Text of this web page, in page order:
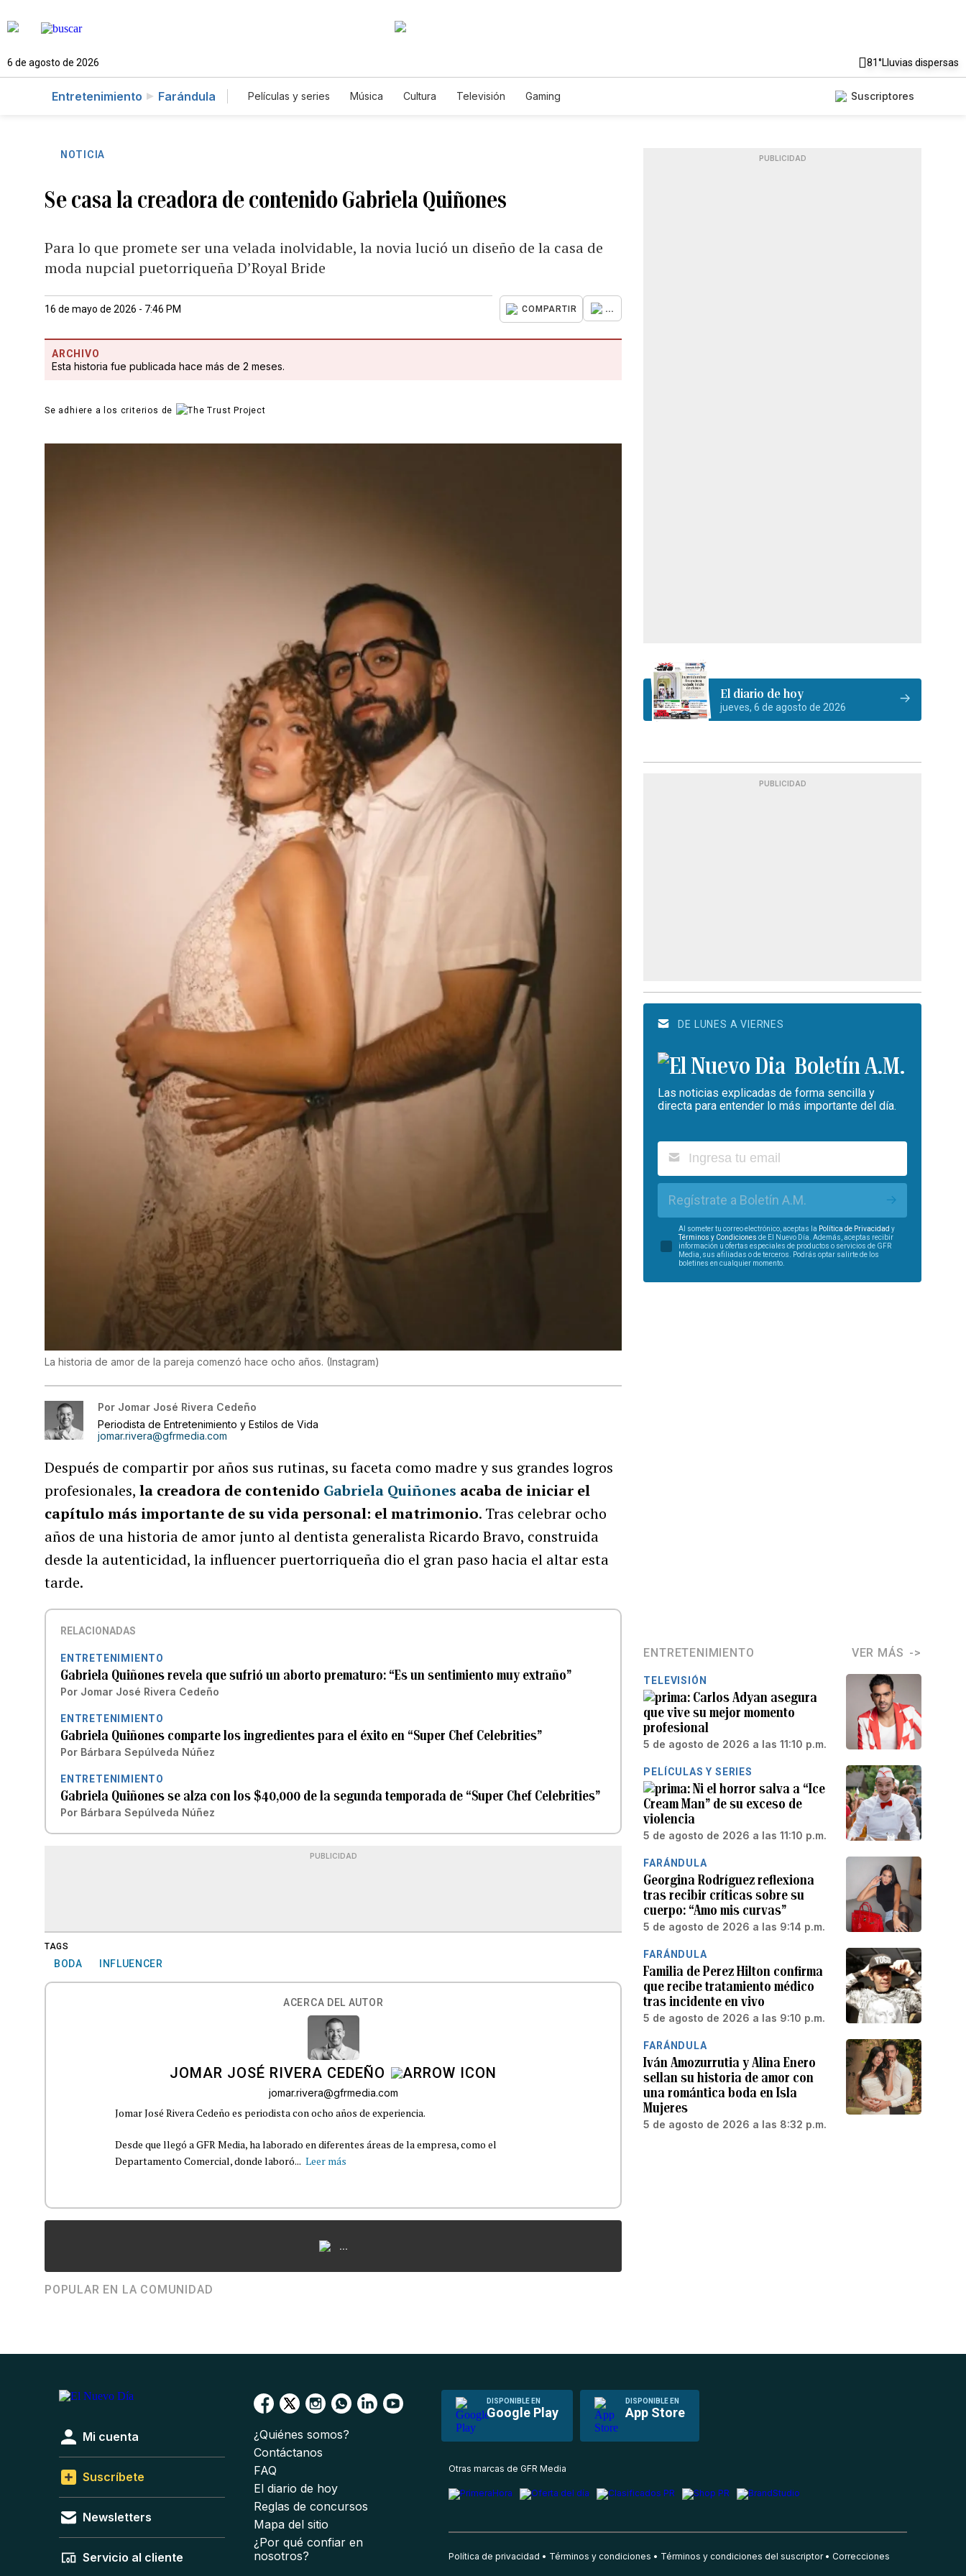
6 de agosto de 2026 81°Lluvias dispersas
Entretenimiento Farándula Películas y series Música Cultura Televisión Gaming Suscriptores
NOTICIA
Se casa la creadora de contenido Gabriela Quiñones
Para lo que promete ser una velada inolvidable, la novia lució un diseño de la casa de
moda nupcial puetorriqueña D’Royal Bride
16 de mayo de 2026 - 7:46 PM COMPARTIR ...
ARCHIVO
Esta historia fue publicada hace más de 2 meses.
Se adhiere a los criterios de
La historia de amor de la pareja comenzó hace ocho años. (Instagram)
Por Jomar José Rivera Cedeño
Periodista de Entretenimiento y Estilos de Vida
jomar.rivera@gfrmedia.com
Después de compartir por años sus rutinas, su faceta como madre y sus grandes logros
profesionales,la creadora de contenido Gabriela Quiñones acaba de iniciar el
capítulo más importante de su vida personal: el matrimonio. Tras celebrar ocho
años de una historia de amor junto al dentista generalista Ricardo Bravo, construida
desde la autenticidad, la influencer puertorriqueña dio el gran paso hacia el altar esta
tarde.
RELACIONADAS
ENTRETENIMIENTO
Gabriela Quiñones revela que sufrió un aborto prematuro: “Es un sentimiento muy extraño”
Por Jomar José Rivera Cedeño
ENTRETENIMIENTO
Gabriela Quiñones comparte los ingredientes para el éxito en “Super Chef Celebrities”
Por Bárbara Sepúlveda Núñez
ENTRETENIMIENTO
Gabriela Quiñones se alza con los $40,000 de la segunda temporada de “Super Chef Celebrities”
Por Bárbara Sepúlveda Núñez
PUBLICIDAD
TAGS
BODA INFLUENCER
ACERCA DEL AUTOR
JOMAR JOSÉ RIVERA CEDEÑO
jomar.rivera@gfrmedia.com
Jomar José Rivera Cedeño es periodista con ocho años de experiencia.
Desde que llegó a GFR Media, ha laborado en diferentes áreas de la empresa, como el
Departamento Comercial, donde laboró... Leer más
...
POPULAR EN LA COMUNIDAD
PUBLICIDAD
El diario de hoy
jueves, 6 de agosto de 2026
PUBLICIDAD
DE LUNES A VIERNES
Boletín A.M.
Las noticias explicadas de forma sencilla y
directa para entender lo más importante del día.
Regístrate a Boletín A.M.
Al someter tu correo electrónico, aceptas la Política de Privacidad y
Términos y Condiciones de El Nuevo Día. Además, aceptas recibir
información u ofertas especiales de productos o servicios de GFR
Media, sus afiliadas o de terceros. Podrás optar salirte de los
boletines en cualquier momento.
ENTRETENIMIENTO VER MÁS
TELEVISIÓN
Carlos Adyan asegura
que vive su mejor momento
profesional
5 de agosto de 2026 a las 11:10 p.m.
PELÍCULAS Y SERIES
Ni el horror salva a “Ice
Cream Man” de su exceso de
violencia
5 de agosto de 2026 a las 11:10 p.m.
FARÁNDULA
Georgina Rodríguez reflexiona
tras recibir críticas sobre su
cuerpo: “Amo mis curvas”
5 de agosto de 2026 a las 9:14 p.m.
FARÁNDULA
Familia de Perez Hilton confirma
que recibe tratamiento médico
tras incidente en vivo
5 de agosto de 2026 a las 9:10 p.m.
FARÁNDULA
Iván Amozurrutia y Alina Enero
sellan su historia de amor con
una romántica boda en Isla
Mujeres
5 de agosto de 2026 a las 8:32 p.m.
DISPONIBLE EN
Google Play
DISPONIBLE EN
App Store
Mi cuenta
Suscríbete
Newsletters
Servicio al cliente
¿Quiénes somos?
Contáctanos
FAQ
El diario de hoy
Reglas de concursos
Mapa del sitio
¿Por qué confiar en
nosotros?
Otras marcas de GFR Media
Política de privacidad Términos y condiciones Términos y condiciones del suscriptor Correcciones